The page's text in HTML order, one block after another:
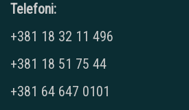
Telefoni:
+381 18 32 11 496
+381 18 51 75 44
+381 64 647 0101